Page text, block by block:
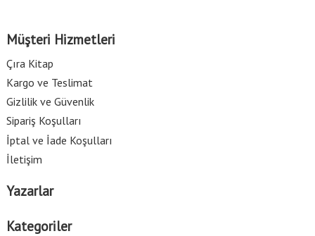
Müşteri Hizmetleri
Çıra Kitap
Kargo ve Teslimat
Gizlilik ve Güvenlik
Sipariş Koşulları
İptal ve İade Koşulları
İletişim
Yazarlar
Kategoriler